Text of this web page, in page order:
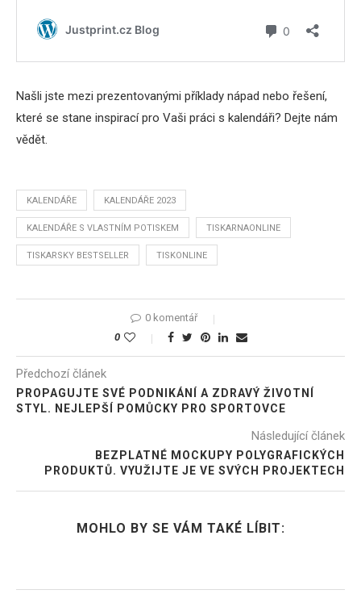
Našli jste mezi prezentovanými příklady nápad nebo řešení,
které se stane inspirací pro Vaši práci s kalendáři? Dejte nám
vědět.
KALENDÁŘE KALENDÁŘE 2023
KALENDÁŘE S VLASTNÍM POTISKEM TISKARNAONLINE
TISKARSKY BESTSELLER TISKONLINE
0 komentář
0
Předchozí článek
PROPAGUJTE SVÉ PODNIKÁNÍ A ZDRAVÝ ŽIVOTNÍ
STYL. NEJLEPŠÍ POMŮCKY PRO SPORTOVCE
Následující článek
BEZPLATNÉ MOCKUPY POLYGRAFICKÝCH
PRODUKTŮ. VYUŽIJTE JE VE SVÝCH PROJEKTECH
MOHLO BY SE VÁM TAKÉ LÍBIT: